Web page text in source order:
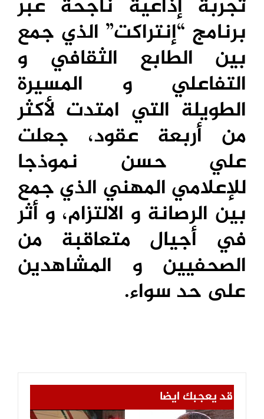
تجربة إذاعية ناجحة عبر
برنامج “إنتراكت” الذي جمع
بين الطابع الثقافي و
التفاعلي و المسيرة
الطويلة التي امتدت لأكثر
من أربعة عقود، جعلت
علي حسن نموذجا
للإعلامي المهني الذي جمع
بين الرصانة و الالتزام، و أثر
في أجيال متعاقبة من
الصحفيين و المشاهدين
على حد سواء.
قد يعجبك ايضا